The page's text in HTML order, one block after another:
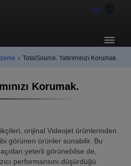
TR
› TotalSource. Yatırımınızı Korumak.
Korumak.
orijinal Videojet ürünlerinden
görünen ürünler sunabilir. Bu
yeterli görünebilse de,
performansını düşürdüğü